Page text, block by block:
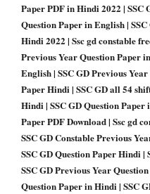
Paper PDF in Hindi 2022 | SSC
Question Paper in English |
Hindi 2022 | Ssc gd constable
Previous Year Question Paper
English | SSC GD Previous
Paper Hindi | SSC GD all 54
Hindi | SSC GD Question
Paper PDF Download | Ssc gd
SSC GD Constable Previous
SSC GD Question Paper Hindi |
SSC GD Previous Year
Question Paper in Hindi | SSC